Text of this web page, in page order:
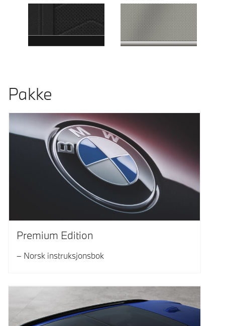
Pakke
Premium Edition
Norsk instruksjonsbok